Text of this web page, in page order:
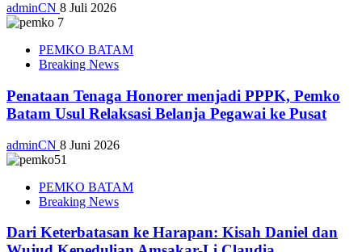
adminCN 8 Juli 2026
PEMKO BATAM
Breaking News
Penataan Tenaga Honorer menjadi PPPK, Pemko
Batam Usul Relaksasi Belanja Pegawai ke Pusat
adminCN 8 Juni 2026
PEMKO BATAM
Breaking News
Dari Keterbatasan ke Harapan: Kisah Daniel dan